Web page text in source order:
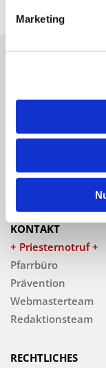
Marketing
Pfarrei St.
Gottesdienste
KONTAKT
+ Priesternotruf +
Pfarrbüro
Prävention
Webmasterteam
Redaktionsteam
RECHTLICHES